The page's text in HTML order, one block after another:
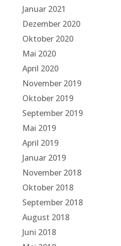
Januar 2021
Dezember 2020
Oktober 2020
Mai 2020
April 2020
November 2019
Oktober 2019
September 2019
Mai 2019
April 2019
Januar 2019
November 2018
Oktober 2018
September 2018
August 2018
Juni 2018